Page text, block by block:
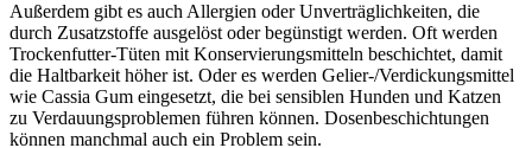
Außerdem gibt es auch Allergien oder Unverträglichkeiten, die
durch Zusatzstoffe ausgelöst oder begünstigt werden. Oft werden
Trockenfutter-Tüten mit Konservierungsmitteln beschichtet, damit
die Haltbarkeit höher ist. Oder es werden Gelier-/Verdickungsmittel
wie Cassia Gum eingesetzt, die bei sensiblen Hunden und Katzen
zu Verdauungsproblemen führen können. Dosenbeschichtungen
können manchmal auch ein Problem sein.